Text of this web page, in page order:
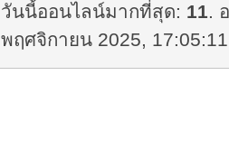
วันนี้ออนไลน์มากที่สุด: 11.
พฤศจิกายน 2025,